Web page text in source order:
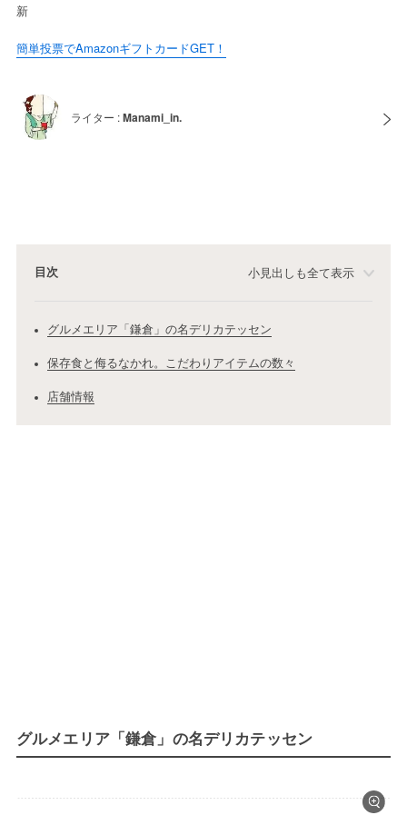
新
簡単投票でAmazonギフトカードGET！
ライター :Manami_in.
目次 小見出しも全て表示
グルメエリア「鎌倉」の名デリカテッセン
保存食と侮るなかれ。こだわりアイテムの数々
店舗情報
グルメエリア「鎌倉」の名デリカテッセン